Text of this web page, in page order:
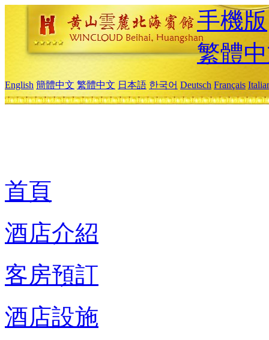
手機版
繁體
English 簡體中文 繁體中文 日本語 한국어 Deutsch Français
首頁
酒店介紹
客房預訂
酒店設施